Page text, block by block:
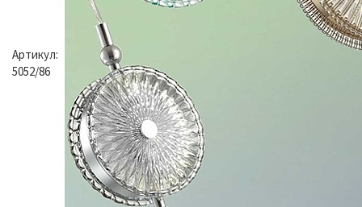
Артикул:
5052/86